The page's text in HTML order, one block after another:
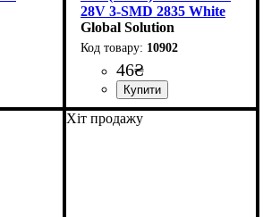
:
елементу:
: 1
: 1 шт.
28V 3-SMD 2835 White
для вантажівок
Global Solution
10902
46₴
Призначення лампи:
Габаритні вогні, Освітлення
Колір:: Білий
Напруга, V: 24-28V
Кількість в упаковці: 1 шт.
Хіт продажу